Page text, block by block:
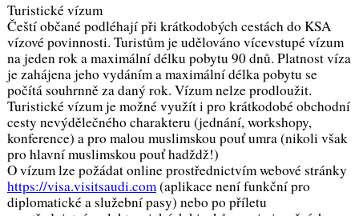
Turistické vízum
Čeští občané podléhají při krátkodobých cestách do KSA
vízové povinnosti. Turistům je udělováno vícevstupé vízum
na jeden rok a maximální délku pobytu 90 dnů. Platnost víza
je zahájena jeho vydáním a maximální délka pobytu se
počítá souhrnně za daný rok. Vízum nelze prodloužit.
Turistické vízum je možné využít i pro krátkodobé obchodní
cesty nevýdělečného charakteru (jednání, workshopy,
konference) a pro malou muslimskou pouť umra (nikoli však
pro hlavní muslimskou pouť hadždž!)
O vízum lze požádat online prostřednictvím webové stránky
https://visa.visitsaudi.com(aplikace není funkční pro
diplomatické a služební pasy) nebo po příletu